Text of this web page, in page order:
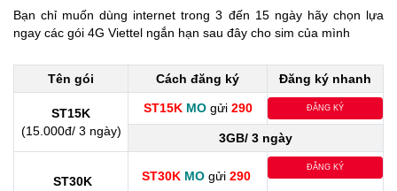
Bạn chỉ muốn dùng internet trong 3 đến 15 ngày hãy chọn lựa
ngay các gói 4G Viettel ngắn hạn sau đây cho sim của mình
Tên gói Cách đăng ký Đăng ký nhanh
ST15K
(15.000đ/ 3 ngày)
ST15K MOgửi 290 ĐĂNG KÝ
3GB/ 3 ngày
ST30K
ST30K MO gửi 290
ĐĂNG KÝ